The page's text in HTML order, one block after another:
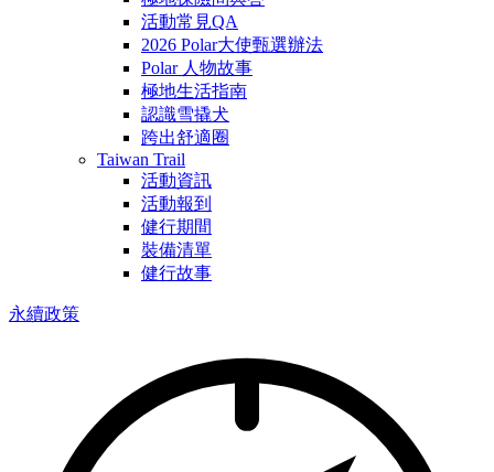
活動常見QA
2026 Polar大使甄選辦法
Polar 人物故事
極地生活指南
認識雪撬犬
跨出舒適圈
Taiwan Trail
活動資訊
活動報到
健行期間
裝備清單
健行故事
永續政策